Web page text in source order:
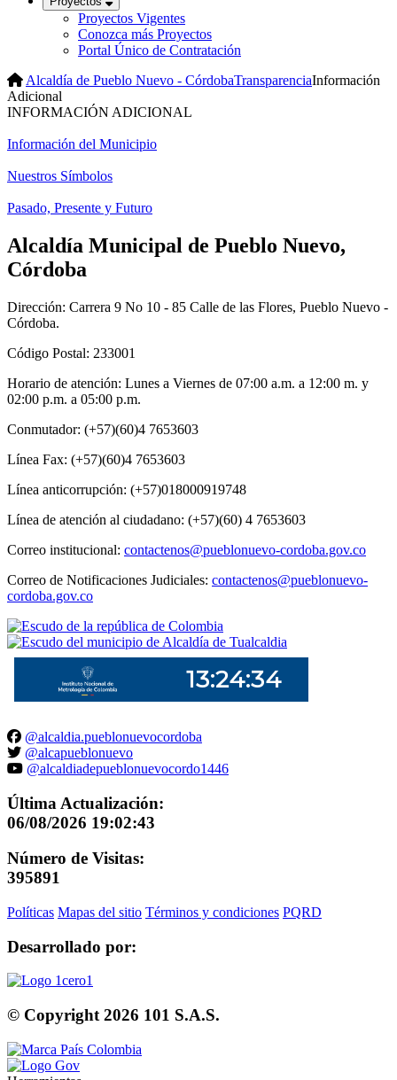
Proyectos Vigentes
Conozca más Proyectos
Portal Único de Contratación
Alcaldía de Pueblo Nuevo - CórdobaTransparenciaInformación
Adicional
INFOR​MACIÓN ADICIONAL
Información del Municipio​
Nuestros Símbolos
Pasado, Presente y Futuro​​​​
Alcaldía Municipal de Pueblo Nuevo,
Córdoba
Dirección: Carrera 9 No 10 - 85 Calle de las Flores, Pueblo Nuevo -
Córdoba.
Código Postal: 233001
Horario de atención: Lunes a Viernes de 07:00 a.m. a 12:00 m. y
02:00 p.m. a 05:00 p.m.
Conmutador: (+57)(60)4 7653603
Línea Fax: (+57)(60)4 7653603
Línea anticorrupción: (+57)018000919748
Línea de atención al ciudadano: (+57)(60) 4 7653603
Correo institucional: contactenos@pueblonuevo-cordoba.gov.co
Correo de Notificaciones Judiciales: contactenos@pueblonuevo-
cordoba.gov.co
@alcaldia.pueblonuevocordoba
@alcapueblonuevo
@alcaldiadepueblonuevocordo1446
Última Actualización:
06/08/2026 19:02:43
Número de Visitas:
395891
Políticas Mapas del sitio Términos y condiciones PQRD
Desarrollado por:
© Copyright 2026 101 S.A.S.